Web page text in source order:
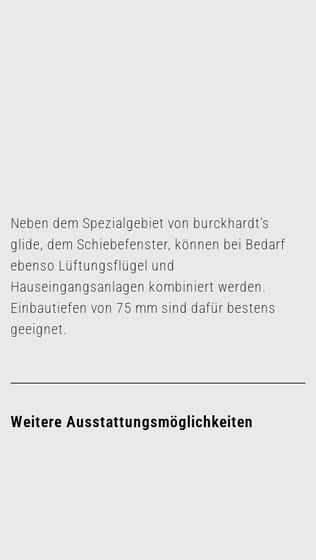
Neben dem Spezialgebiet von burckhardt’s
glide, dem Schiebefenster, können bei Bedarf
ebenso Lüftungsflügel und
Hauseingangsanlagen kombiniert werden.
Einbautiefen von 75 mm sind dafür bestens
geeignet.
Weitere Ausstattungsmöglichkeiten